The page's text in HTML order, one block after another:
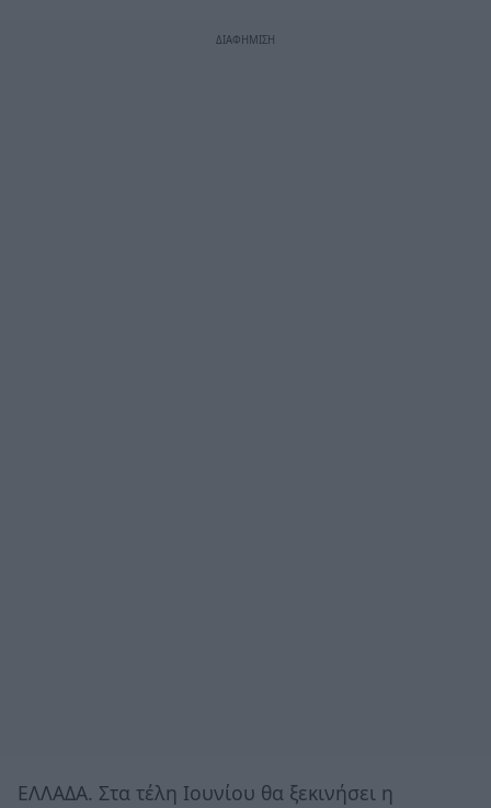
ΕΛΛΑΔΑ. Στα τέλη Ιουνίου θα ξεκινήσει η